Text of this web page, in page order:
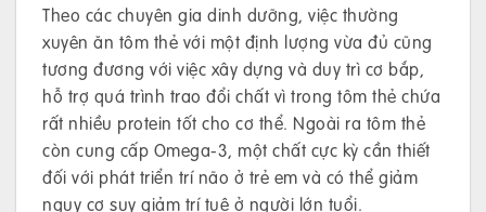
Theo các chuyên gia dinh dưỡng, việc thường
xuyên ăn tôm thẻ với một định lượng vừa đủ cũng
tương đương với việc xây dựng và duy trì cơ bắp,
hỗ trợ quá trình trao đổi chất vì trong tôm thẻ chứa
rất nhiều protein tốt cho cơ thể. Ngoài ra tôm thẻ
còn cung cấp Omega-3, một chất cực kỳ cần thiết
đối với phát triển trí não ở trẻ em và có thể giảm
nguy cơ suy giảm trí tuệ ở người lớn tuổi.